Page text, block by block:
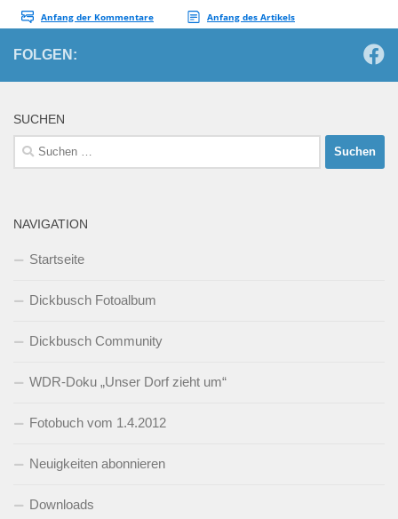
FOLGEN:
SUCHEN
Suchen
nach:
NAVIGATION
Startseite
Dickbusch Fotoalbum
Dickbusch Community
WDR-Doku „Unser Dorf zieht um“
Fotobuch vom 1.4.2012
Neuigkeiten abonnieren
Downloads